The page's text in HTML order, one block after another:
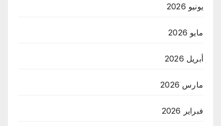
يونيو 2026
مايو 2026
أبريل 2026
مارس 2026
فبراير 2026